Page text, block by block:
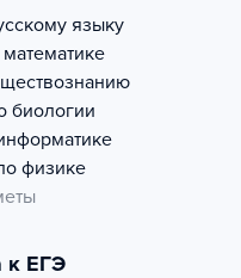
языку
биологии
физике
к ЕГЭ